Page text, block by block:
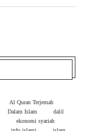
Al Quran Terjemah
Dalam Islam
dalil
ekonomi syariah